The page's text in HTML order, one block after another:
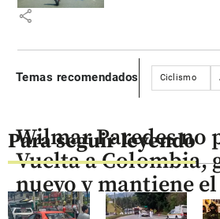
share
Temas recomendados Ciclismo
Para seguir leyendo
Wilmar Paredes no
Vuelta a Colombia,
nuevo y mantiene